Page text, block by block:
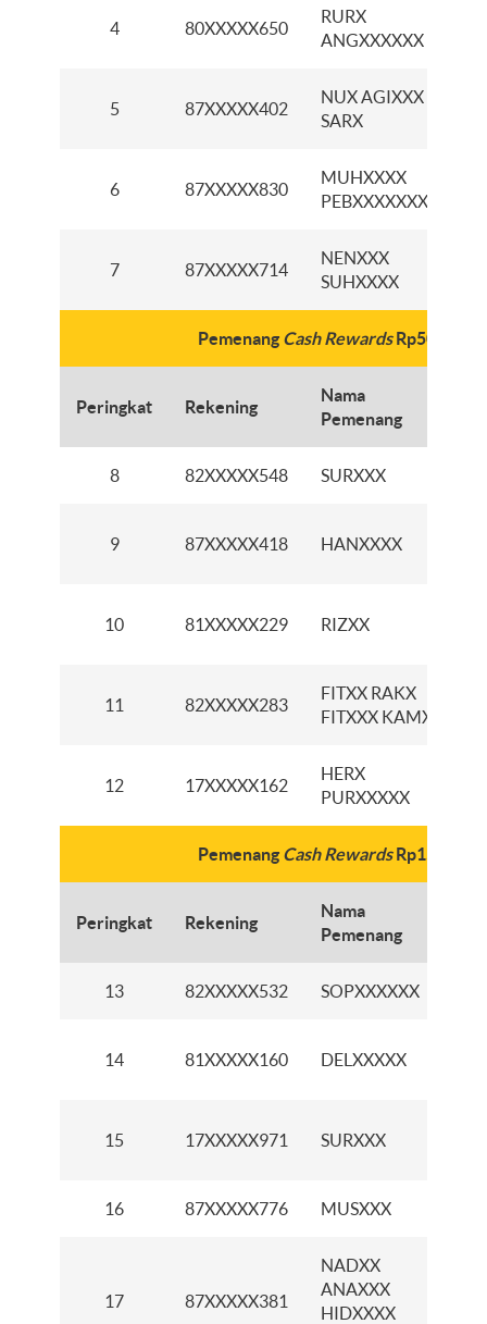
4 80XXXXX650
RURX
ANGXXXXXX
5 87XXXXX402
NUX AGIXXX
SARX
6 87XXXXX830
MUHXXXX
PEBXXXXXXX
7 87XXXXX714
NENXXX
SUHXXXX
Pemenang Cash RewardsRp500ribu
Peringkat Rekening
Nama
Pemenang
8 82XXXXX548 SURXXX
9 87XXXXX418 HANXXXX
10 81XXXXX229 RIZXX
11 82XXXXX283
FITXX RAKX
FITXXX KAMXX
12 17XXXXX162
HERX
PURXXXXX
Pemenang Cash RewardsRp150ribu
Peringkat Rekening
Nama
Pemenang
13 82XXXXX532 SOPXXXXXX
14 81XXXXX160 DELXXXXX
15 17XXXXX971 SURXXX
16 87XXXXX776 MUSXXX
17 87XXXXX381
NADXX
ANAXXX
HIDXXXX